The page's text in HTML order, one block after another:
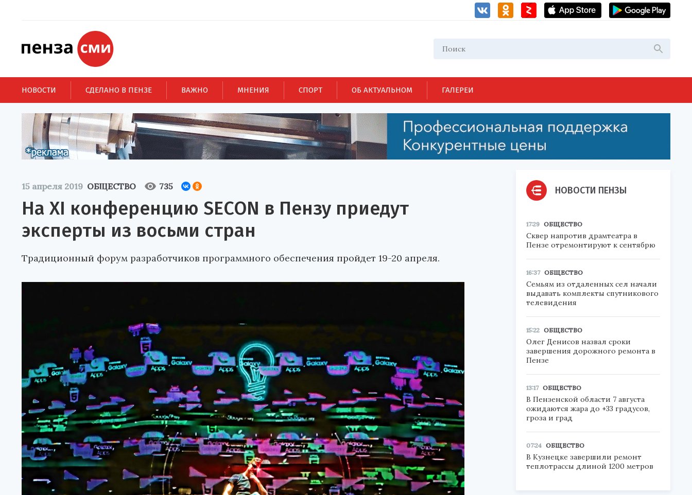
НОВОСТИ СДЕЛАНО В ПЕНЗЕ ВАЖНО МНЕНИЯ СПОРТ ОБ АКТУАЛЬНОМ ГАЛЕРЕИ
15 апреля 2019 ОБЩЕСТВО 735
На XI конференцию SECON в Пензу приедут
эксперты из восьми стран
Традиционный форум разработчиков программного обеспечения пройдет 19-20 апреля.
НОВОСТИ ПЕНЗЫ
17:29 ОБЩЕСТВО
Сквер напротив драмтеатра в
Пензе отремонтируют к сентябрю
16:37 ОБЩЕСТВО
Семьям из отдаленных сел начали
выдавать комплекты спутникового
телевидения
15:22 ОБЩЕСТВО
Олег Денисов назвал сроки
завершения дорожного ремонта в
Пензе
13:17 ОБЩЕСТВО
В Пензенской области 7 августа
ожидаются жара до +33 градусов,
гроза и град
07:24 ОБЩЕСТВО
В Кузнецке завершили ремонт
теплотрассы длиной 1200 метров